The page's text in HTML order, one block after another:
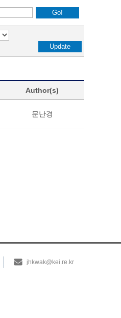
Author(s)
문난경
jhkwak@kei.re.kr